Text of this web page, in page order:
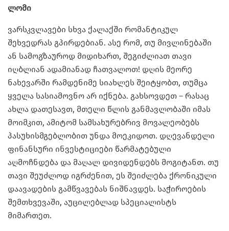
ლომი
ვარსკვლავები სხვა ქალაქში რომანტიკულ
შეხვედრას გპირდებიან. ასე რომ, თუ მივლინებაში
ან სამოგზაუროდ მიდიხართ, შეგიძლიათ თავი
იღბლიან ადამიანად ჩათვალოთ! დღის მეორე
ნახევარში რამდენიმე სიახლეს შეიტყობთ, თუმცა
ყველა სასიამოვნო არ იქნება. გახსოვდეთ – რასაც
ახლა დათესავთ, მთელი წლის განმავლობაში იმას
მოიმკით, ამიტომ სამსახურებრივ მოვალეობებს
პასუხისმგებლობით უნდა მოეკიდოთ. დღევანდელი
ფინანსური ინვესტიციები წარმატებული
აღმოჩნდება და მაღალ დივიდენდებს მოგიტანთ. თუ
თავი შეუძლოდ იგრძენით, ეს შეიძლება ქრონიკული
დაავადების გამწვავებას ნიშნავდეს. საჭიროების
შემთხვევაში, აუცილებლად სპეციალისტს
მიმართეთ.